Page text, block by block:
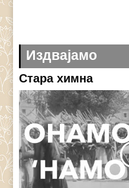
Издвајамо
Стара химна